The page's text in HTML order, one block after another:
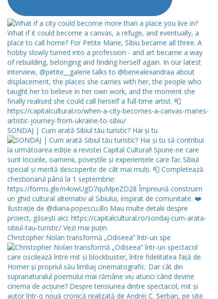
SONDAJ | Cum arată Sibiul tău turistic? Hai și tu
Christopher Nolan transformă „Odiseea” într-un spe